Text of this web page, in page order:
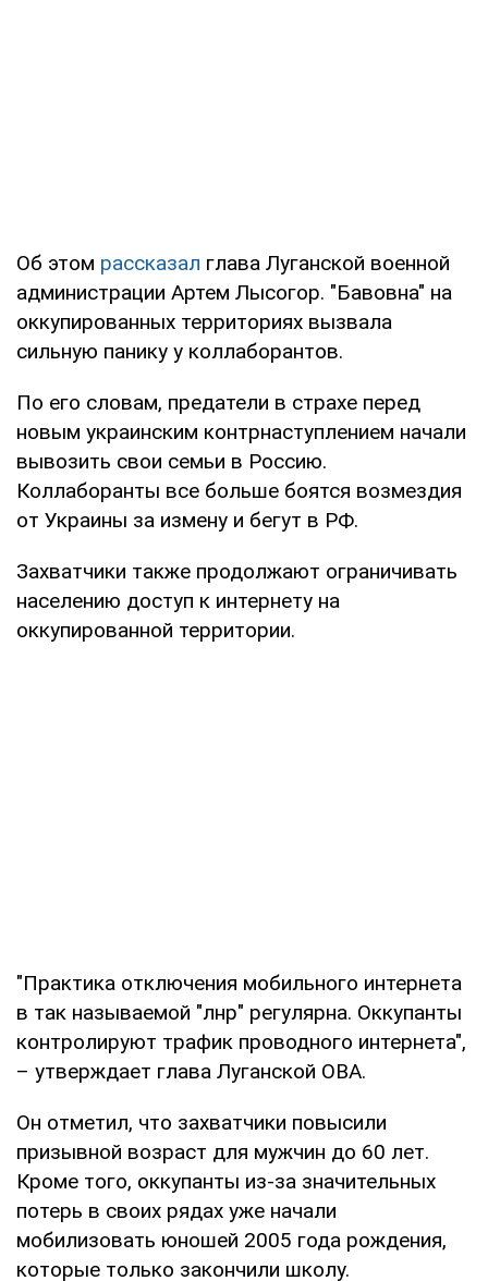
Об этом рассказал глава Луганской военной
администрации Артем Лысогор. "Бавовна" на
оккупированных территориях вызвала
сильную панику у коллаборантов.
По его словам, предатели в страхе перед
новым украинским контрнаступлением начали
вывозить свои семьи в Россию.
Коллаборанты все больше боятся возмездия
от Украины за измену и бегут в РФ.
Захватчики также продолжают ограничивать
населению доступ к интернету на
оккупированной территории.
"Практика отключения мобильного интернета
в так называемой "лнр" регулярна. Оккупанты
контролируют трафик проводного интернета",
– утверждает глава Луганской ОВА.
Он отметил, что захватчики повысили
призывной возраст для мужчин до 60 лет.
Кроме того, оккупанты из-за значительных
потерь в своих рядах уже начали
мобилизовать юношей 2005 года рождения,
которые только закончили школу.